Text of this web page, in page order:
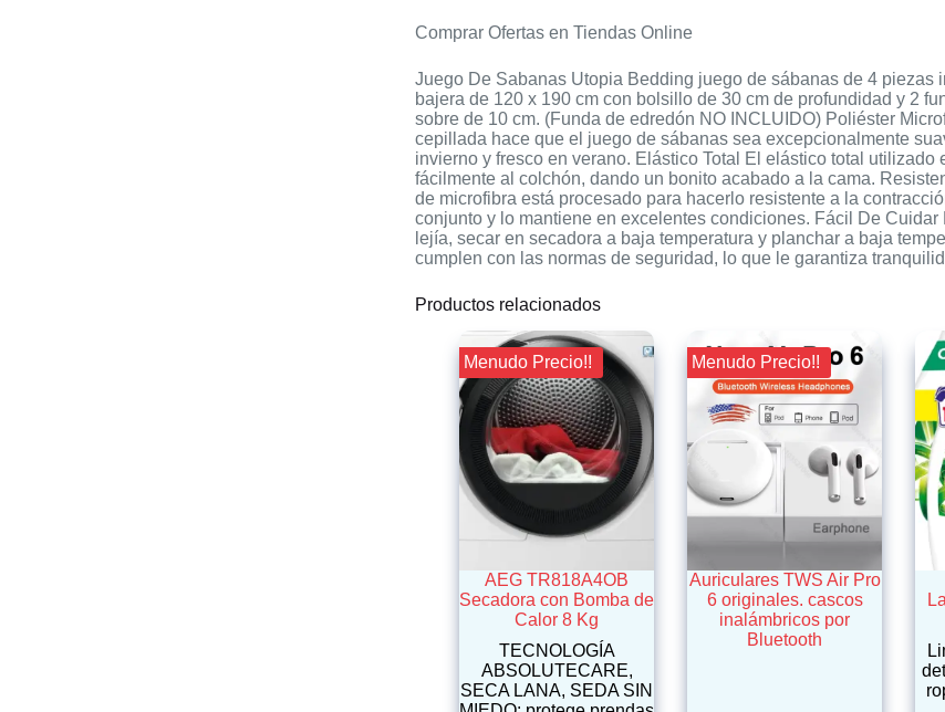
Comprar Ofertas en Tiendas Online
Juego De Sabanas Utopia Bedding juego de sábanas de 4 piezas
bajera de 120 x 190 cm con bolsillo de 30 cm de profundidad y 2
sobre de 10 cm. (Funda de edredón NO INCLUIDO) Poliéster
cepillada hace que el juego de sábanas sea excepcionalmente
invierno y fresco en verano. Elástico Total El elástico total
fácilmente al colchón, dando un bonito acabado a la cama.
de microfibra está procesado para hacerlo resistente a la
conjunto y lo mantiene en excelentes condiciones. Fácil De
lejía, secar en secadora a baja temperatura y planchar a baja
cumplen con las normas de seguridad, lo que le garantiza
Productos relacionados
¡¡ Menudo Precio!!
AEG TR818A4OB
Secadora con Bomba de
Calor 8 Kg
TECNOLOGÍA
ABSOLUTECARE,
SECA LANA, SEDA SIN
¡¡ Menudo Precio!!
Auriculares TWS Air Pro
6 originales. cascos
inalámbricos por
Bluetooth